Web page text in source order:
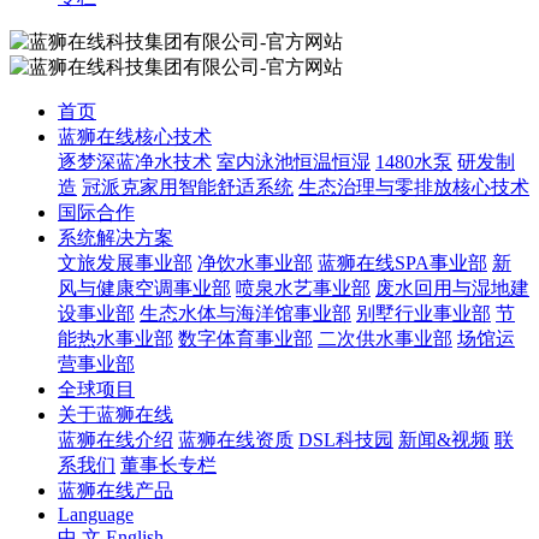
首页
蓝狮在线核心技术
逐梦深蓝净水技术 室内泳池恒温恒湿 1480水泵 研发制
造 冠派克家用智能舒适系统 生态治理与零排放核心技术
国际合作
系统解决方案
文旅发展事业部 净饮水事业部 蓝狮在线SPA事业部 新
风与健康空调事业部 喷泉水艺事业部 废水回用与湿地建
设事业部 生态水体与海洋馆事业部 别墅行业事业部 节
能热水事业部 数字体育事业部 二次供水事业部 场馆运
营事业部
全球项目
关于蓝狮在线
蓝狮在线介绍 蓝狮在线资质 DSL科技园 新闻&视频 联
系我们 董事长专栏
蓝狮在线产品
Language